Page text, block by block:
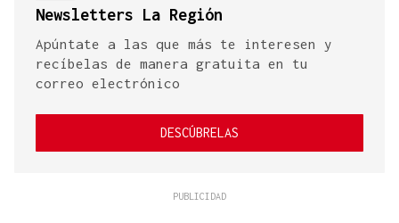
Newsletters La Región
Apúntate a las que más te interesen y
recíbelas de manera gratuita en tu
correo electrónico
DESCÚBRELAS